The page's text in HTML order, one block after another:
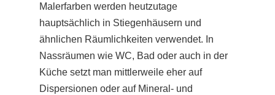
Malerfarben werden heutzutage
hauptsächlich in Stiegenhäusern und
ähnlichen Räumlichkeiten verwendet. In
Nassräumen wie WC, Bad oder auch in der
Küche setzt man mittlerweile eher auf
Dispersionen oder auf Mineral- und